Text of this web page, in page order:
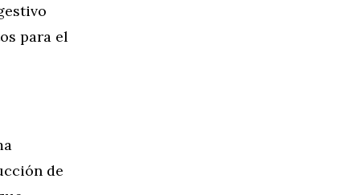
para el
de